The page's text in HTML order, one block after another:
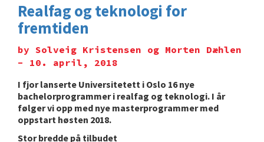
Realfag og teknologi for
fremtiden
by Solveig Kristensen og Morten Dæhlen
- 10. april, 2018
I fjor lanserte Universitetett i Oslo 16 nye
bachelorprogrammer i realfag og teknologi. I år
følger vi opp med nye masterprogrammer med
oppstart høsten 2018.
Stor bredde på tilbudet